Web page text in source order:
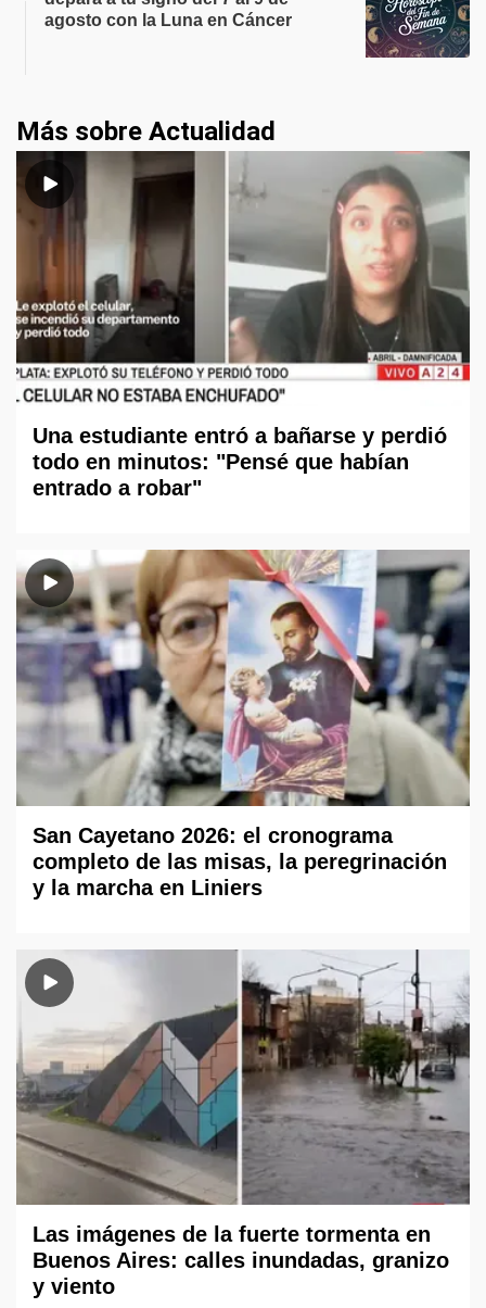
agosto con la Luna en Cáncer
Más sobre Actualidad
Una estudiante entró a bañarse y perdió
todo en minutos: "Pensé que habían
entrado a robar"
San Cayetano 2026: el cronograma
completo de las misas, la peregrinación
y la marcha en Liniers
Las imágenes de la fuerte tormenta en
Buenos Aires: calles inundadas, granizo
y viento